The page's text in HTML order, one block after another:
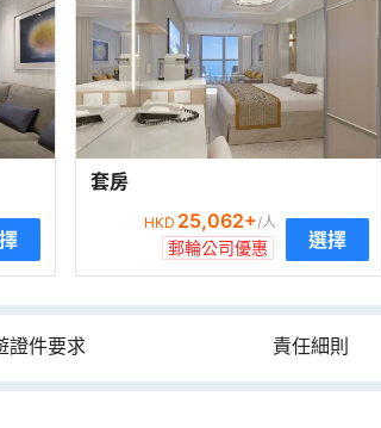
套房
HKD 25,062+/人
郵輪公司優惠 選擇
證件要求 責任細則